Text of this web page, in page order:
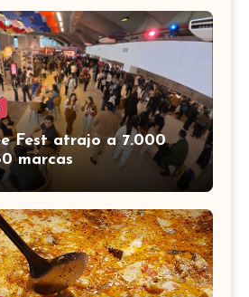
Fest atrajo a 7.000
marcas